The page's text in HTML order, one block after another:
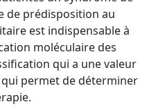
de prédisposition au
est indispensable à
moléculaire des
qui a une valeur
permet de déterminer